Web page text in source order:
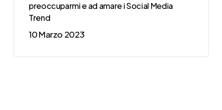
preoccuparmi e ad amare i Social Media
Trend
10 Marzo 2023